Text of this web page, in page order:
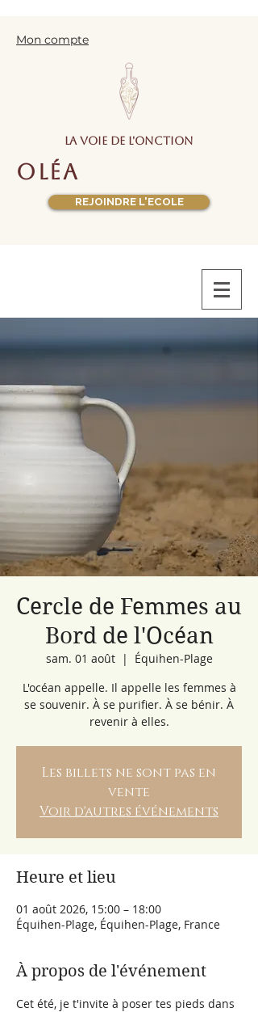
Mon compte
la voie de l'onction
oléa
REJOINDRE L'ECOLE
Cercle de Femmes au
Bord de l'Océan
sam. 01 août
  |
Équihen-Plage
L'océan appelle. Il appelle les femmes à
se souvenir. À se purifier. À se bénir. À
revenir à elles.
Les billets ne sont pas en
vente
Voir d'autres événements
Heure et lieu
01 août 2026, 15:00 – 18:00
Équihen-Plage, Équihen-Plage, France
À propos de l'événement
Cet été, je t'invite à poser tes pieds dans